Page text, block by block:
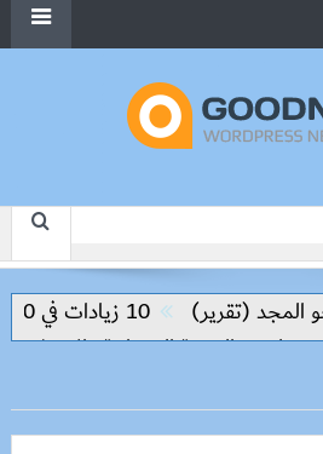
(تقرير)
10 زيادات في 10 سنوات.. هل حان الوقت لرفع دعم البنزين نهائيا؟
التنمية العمرانية والاستثمار